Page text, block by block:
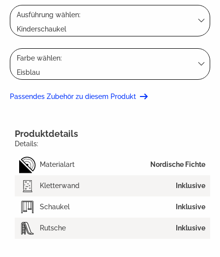
Ausführung wählen:
Kinderschaukel
Farbe wählen:
Eisblau
Passendes Zubehör zu diesem Produkt
Produktdetails
Details:
Materialart Nordische Fichte
Kletterwand Inklusive
Schaukel Inklusive
Rutsche Inklusive